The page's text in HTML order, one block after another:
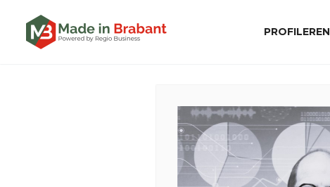
PROFILEREN